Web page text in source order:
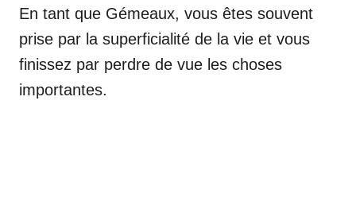
En tant que Gémeaux, vous êtes souvent
prise par la superficialité de la vie et vous
finissez par perdre de vue les choses
importantes.